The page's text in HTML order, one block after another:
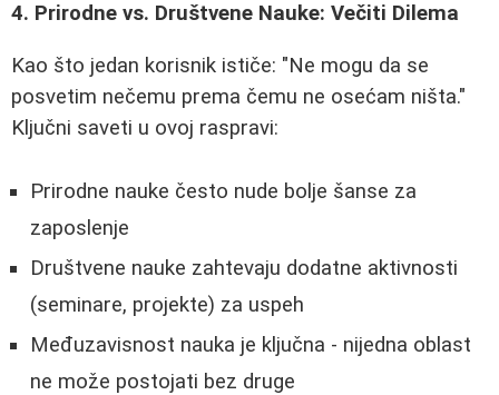
4. Prirodne vs. Društvene Nauke: Večiti Dilema
Kao što jedan korisnik ističe: "Ne mogu da se
posvetim nečemu prema čemu ne osećam ništa."
Ključni saveti u ovoj raspravi:
Prirodne nauke često nude bolje šanse za
zaposlenje
Društvene nauke zahtevaju dodatne aktivnosti
(seminare, projekte) za uspeh
Međuzavisnost nauka je ključna - nijedna oblast
ne može postojati bez druge